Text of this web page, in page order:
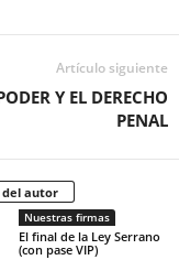
Artículo siguiente
Y EL DERECHO
PENAL
del autor
Nuestras firmas
El final de la Ley Serrano
(con pase VIP)